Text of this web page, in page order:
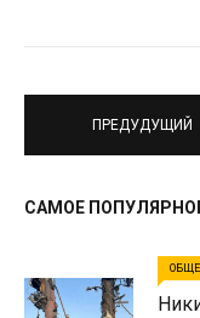
ПРЕДУДУЩИЙ
САМОЕ